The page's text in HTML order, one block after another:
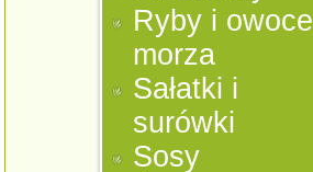
Ryby i owoce
morza
Sałatki i
surówki
Sosy